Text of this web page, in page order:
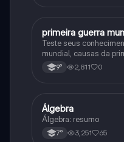
História
primeira guerra
Teste seus
mundial, causas da
consequências da
primeira guerra mundial
9° 2,811 0
Matematica
Álgebra
Álgebra: resumo
7° 3,251 65